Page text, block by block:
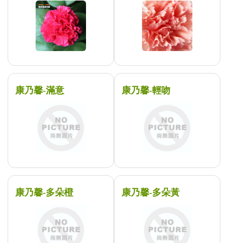
康乃馨-滿意 康乃馨-輕吻
康乃馨-多朵橙 康乃馨-多朵黃